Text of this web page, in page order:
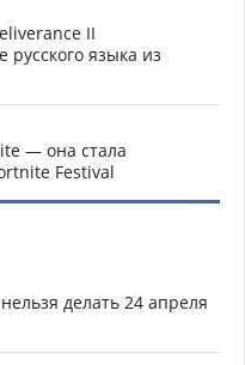
II
русского языка из
— она стала
Festival
делать 24 апреля